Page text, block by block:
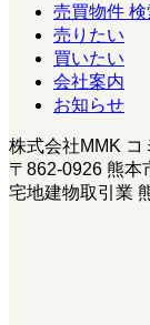
売買物件 検
売りたい
買いたい
会社案内
お知らせ
株式会社MMK コ
〒862-0926 熊本
宅地建物取引業